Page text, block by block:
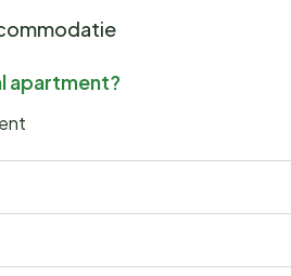
apartment?